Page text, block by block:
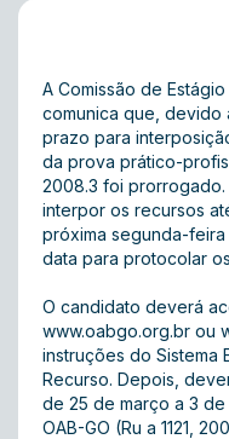
A Comissão de
comunica que, devido
prazo para
da prova prático-
2008.3 foi
interpor os recursos
próxima segunda-
data para protocolar
O candidato deverá
www.oabgo.org.br ou
instruções do Sistema
Recurso. Depois,
de 25 de março a 3
OAB-GO (Ru a 1121,